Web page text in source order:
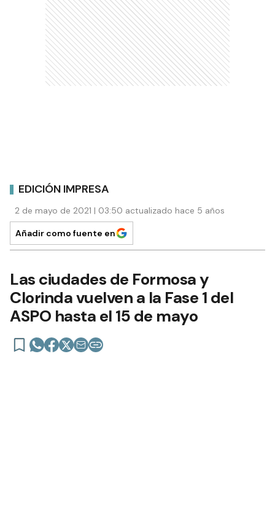
EDICIÓN IMPRESA
2 de mayo de 2021 | 03:50 actualizado hace 5 años
Añadir como fuente en
Las ciudades de Formosa y
Clorinda vuelven a la Fase 1 del
ASPO hasta el 15 de mayo